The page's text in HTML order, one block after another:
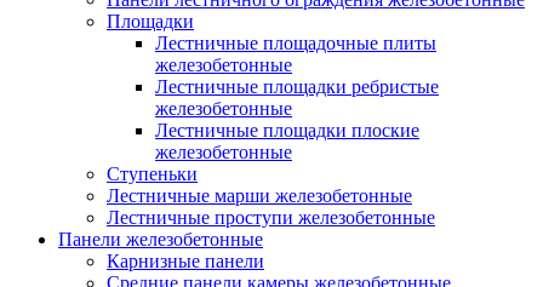
Площадки
Лестничные площадочные плиты
железобетонные
Лестничные площадки ребристые
железобетонные
Лестничные площадки плоские
железобетонные
Ступеньки
Лестничные марши железобетонные
Лестничные проступи железобетонные
Панели железобетонные
Карнизные панели
Средние панели камеры железобетонные